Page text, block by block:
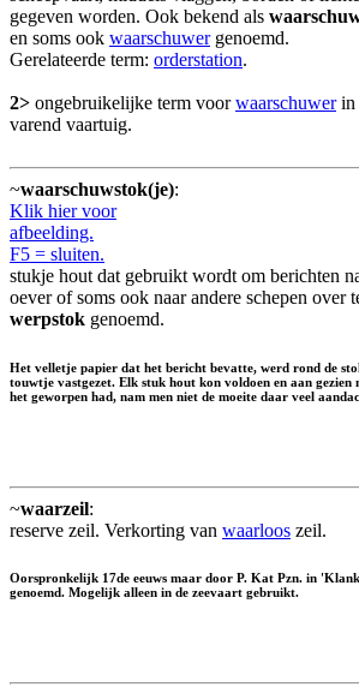
gegeven worden. Ook bekend als
en soms ook waarschuwergenoemd.
Gerelateerde term: orderstation.
2> ongebruikelijke term voorwaarschuwerin
varend vaartuig.
~waarschuwstok(je):
Klik hier voor
afbeelding.
F5 = sluiten.
stukje hout dat gebruikt wordt om berichten
oever of soms ook naar andere schepen over
werpstok genoemd.
Het velletje papier dat het bericht bevatte, werd rond de
touwtje vastgezet. Elk stuk hout kon voldoen en aan gezien
het geworpen had, nam men niet de moeite daar veel
~waarzeil:
reserve zeil. Verkorting van waarloos zeil.
Oorspronkelijk 17de eeuws maar door P. Kat Pzn. in
genoemd. Mogelijk alleen in de zeevaart gebruikt.